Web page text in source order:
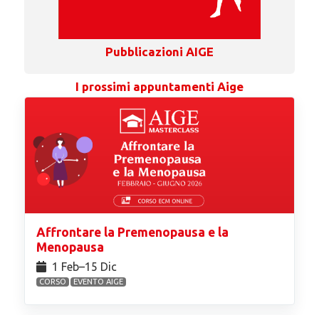
Pubblicazioni AIGE
I prossimi appuntamenti Aige
Affrontare la Premenopausa e la
Menopausa
1 Feb⁠–15 Dic
CORSO EVENTO AIGE